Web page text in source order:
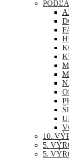
10.
5.
5.